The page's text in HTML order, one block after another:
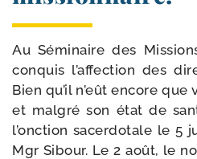
Au Séminaire des
conquis l’affec­tion des
Bien qu’il n’eût encore
et mal­gré son état de
l’onction sacer­do­tale le 5
Mgr Sibour. Le 2 août, le